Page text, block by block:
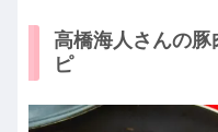
高橋海人さんの
ピ